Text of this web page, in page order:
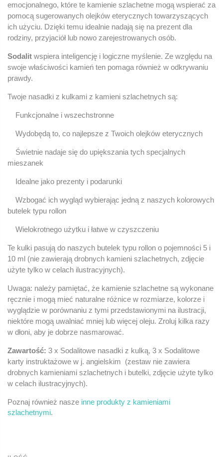
emocjonalnego, które te kamienie szlachetne mogą wspierać za
pomocą sugerowanych olejków eterycznych towarzyszących
ich użyciu. Dzięki temu idealnie nadają się na prezent dla
rodziny, przyjaciół lub nowo zarejestrowanych osób.
Sodalit wspiera inteligencję i logiczne myślenie. Ze względu na
swoje właściwości kamień ten pomaga również w odkrywaniu
prawdy.
Twoje nasadki z kulkami z kamieni szlachetnych są:
Funkcjonalne i wszechstronne
Wydobędą to, co najlepsze z Twoich olejków eterycznych
Świetnie nadaje się do upiększania tych specjalnych
mieszanek
Idealne jako prezenty i podarunki
Wzbogać ich wygląd wybierając jedną z naszych kolorowych
butelek typu rollon
Wielokrotnego użytku i łatwe w czyszczeniu
Te kulki pasują do naszych butelek typu rollon o pojemności 5 i
10 ml (nie zawierają drobnych kamieni szlachetnych, zdjęcie
użyte tylko w celach ilustracyjnych).
Uwaga: należy pamiętać, że kamienie szlachetne są wykonane
ręcznie i mogą mieć naturalne różnice w rozmiarze, kolorze i
wyglądzie w porównaniu z tymi przedstawionymi na ilustracji,
niektóre mogą uwalniać mniej lub więcej oleju. Zroluj kilka razy
w dłoni, aby je dobrze nasmarować.
Zawartość: 3 x Sodalitowe nasadki z kulką, 3 x Sodalitowe
karty instruktażowe w j. angielskim (zestaw nie zawiera
drobnych kamieniami szlachetnych i butelki, zdjęcie użyte tylko
w celach ilustracyjnych).
Poznaj również nasze inne produkty z kamieniami
szlachetnymi.